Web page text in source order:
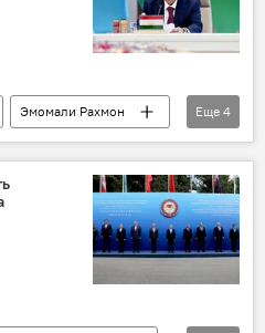
Эмомали Рахмон
Азия
Еще 4